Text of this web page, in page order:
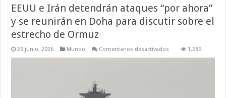
EEUU e Irán detendrán ataques “por ahora”
y se reunirán en Doha para discutir sobre el
estrecho de Ormuz
29 junio, 2026 Mundo Comentarios desactivados 1,286